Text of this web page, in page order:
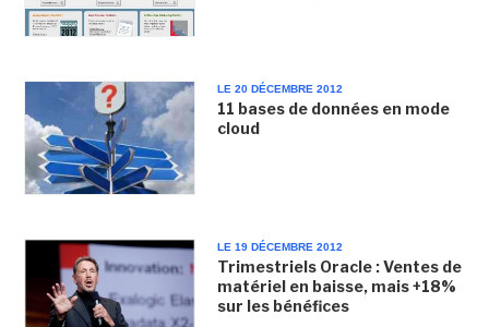
LE 20 DÉCEMBRE 2012
11 bases de données en mode
cloud
LE 19 DÉCEMBRE 2012
Trimestriels Oracle : Ventes de
matériel en baisse, mais +18%
sur les bénéfices